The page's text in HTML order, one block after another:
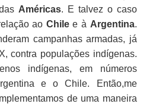
Américas. E talvez o caso
ao Chilee à Argentina.
campanhas armadas, já
contra populações indígenas.
indígenas, em números
e o Chile. Então,me
de uma maneira